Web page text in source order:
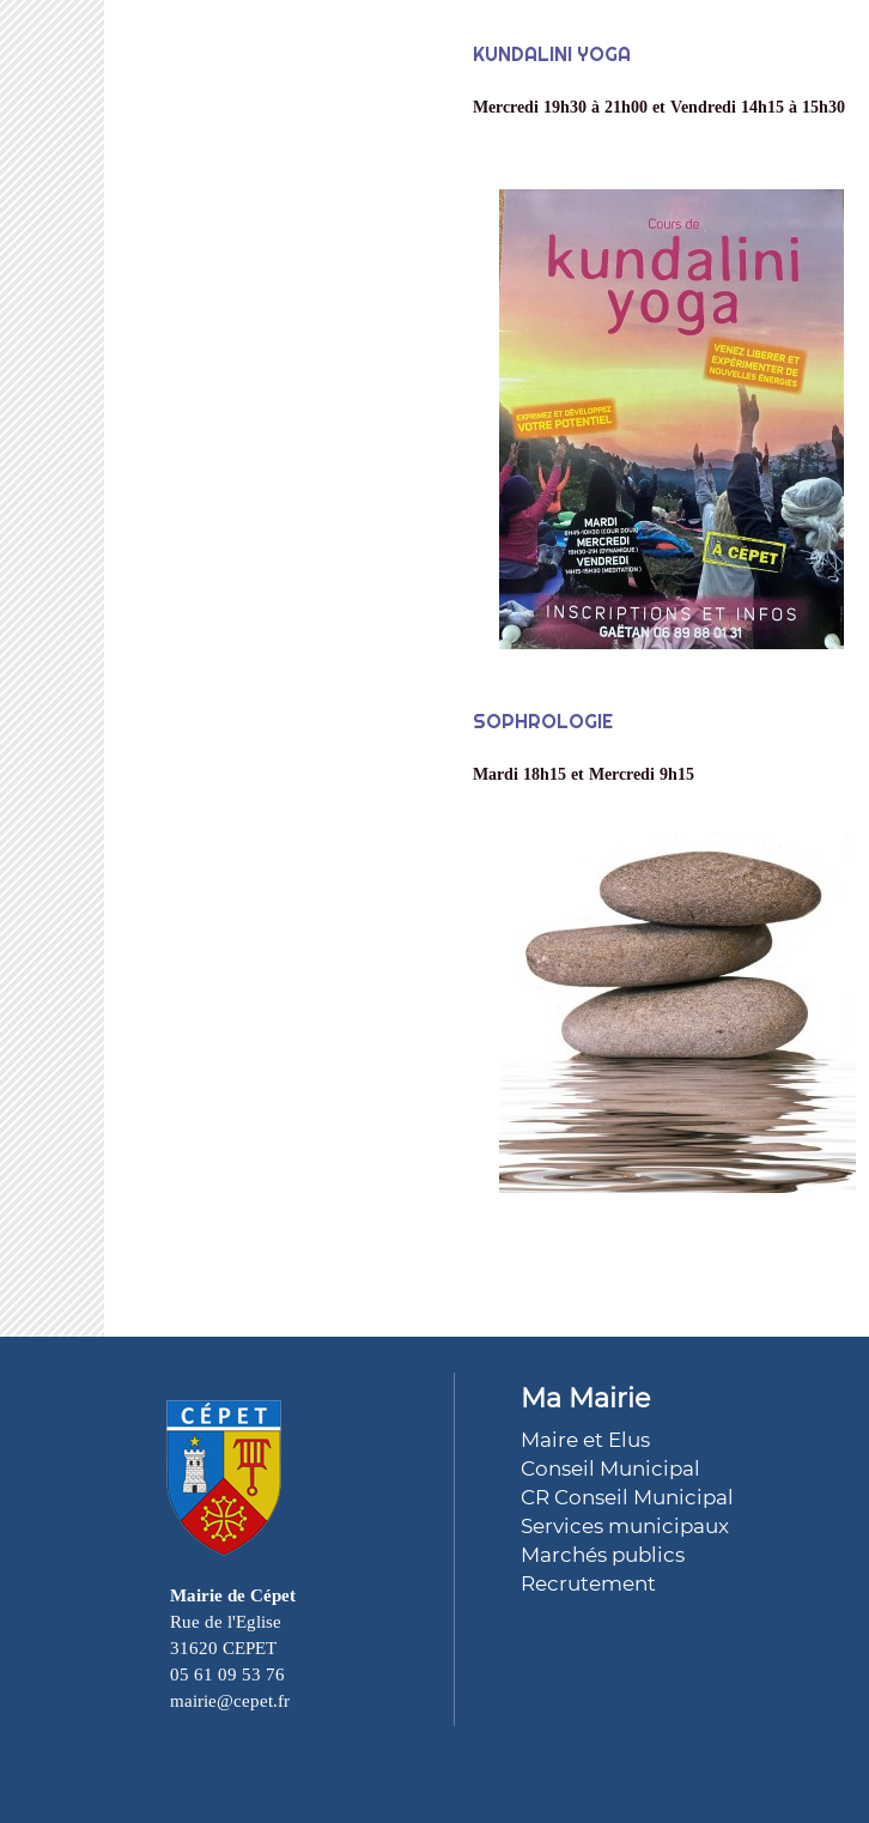
KUNDALINI YOGA
Mercredi 19h30 à 21h00 et Vendredi 14h15 à 15h30
SOPHROLOGIE
Mardi 18h15 et Mercredi 9h15
Mairie de Cépet
Rue de l'Eglise
31620 CEPET
05 61 09 53 76
mairie@cepet.fr
Ma Mairie
Maire et Elus
Conseil Municipal
CR Conseil Municipal
Services municipaux
Marchés publics
Recrutement